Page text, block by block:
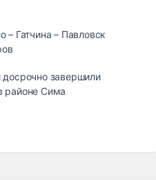
– Гатчина – Павловск
досрочно завершили
районе Сима